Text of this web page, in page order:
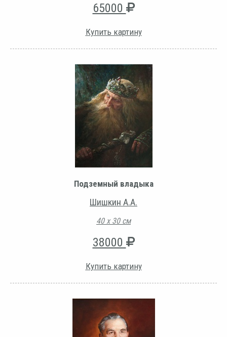
65000
Купить картину
Подземный владыка
Шишкин А.А.
40 х 30 см
38000
Купить картину